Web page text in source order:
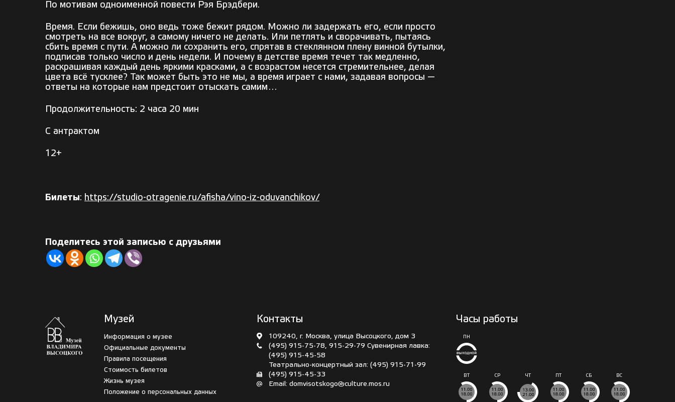
По мотивам одноименной повести Рэя Брэдбери.
Время. Если бежишь, оно ведь тоже бежит рядом. Можно ли задержать его, если просто
смотреть на все вокруг, а самому ничего не делать. Или петлять и сворачивать, пытаясь
сбить время с пути. А можно ли сохранить его, спрятав в стеклянном плену винной бутылки,
подписав только число и день недели. И почему в детстве время течет так медленно,
раскрашивая каждый день яркими красками, а с возрастом несется стремительнее, делая
цвета всё тусклее? Так может быть это не мы, а время играет с нами, задавая вопросы —
ответы на которые нам предстоит отыскать самим…
Продолжительность: 2 часа 20 мин
С антрактом
12+
Билеты: https://studio-otragenie.ru/afisha/vino-iz-oduvanchikov/
Поделитесь этой записью с друзьями
Музей
Информация о музее
Официальные документы
Правила посещения
Стоимость билетов
Жизнь музея
Положение о персональных данных
Контакты
109240, г. Москва, улица Высоцкого, дом 3
(495) 915-75-78, 915-29-79 Сувенирная лавка:
(495) 915-45-58
Театрально-концертный зал: (495) 915-71-99
(495) 915-45-33
Email: domvisotskogo@culture.mos.ru
Часы работы
ПН
ВТ СР ЧТ СБ ВС